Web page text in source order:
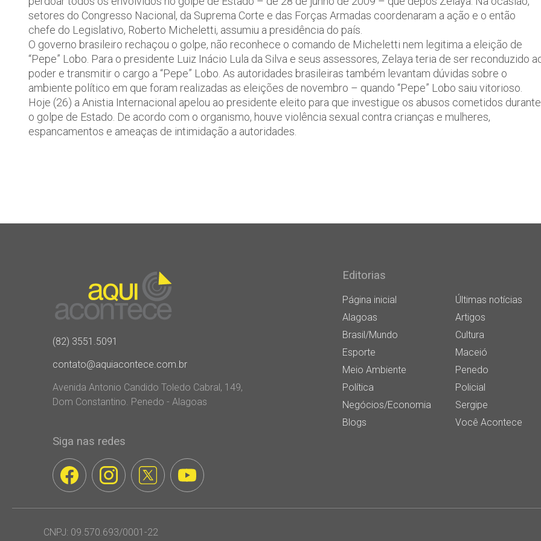
setores do Congresso Nacional, da Suprema Corte e das Forças Armadas coordenaram a ação e o então
chefe do Legislativo, Roberto Micheletti, assumiu a presidência do país.
O governo brasileiro rechaçou o golpe, não reconhece o comando de Micheletti nem legitima a eleição de
“Pepe” Lobo. Para o presidente Luiz Inácio Lula da Silva e seus assessores, Zelaya teria de ser reconduzido
poder e transmitir o cargo a “Pepe” Lobo. As autoridades brasileiras também levantam dúvidas sobre o
ambiente político em que foram realizadas as eleições de novembro – quando “Pepe” Lobo saiu vitorioso.
Hoje (26) a Anistia Internacional apelou ao presidente eleito para que investigue os abusos cometidos durante
o golpe de Estado. De acordo com o organismo, houve violência sexual contra crianças e mulheres,
espancamentos e ameaças de intimidação a autoridades.
(82) 3551.5091
contato@aquiacontece.com.br
Avenida Antonio Candido Toledo Cabral, 149,
Dom Constantino. Penedo - Alagoas
Siga nas redes
Editorias
Página inicial
Últimas notícias
Alagoas
Artigos
Brasil/Mundo
Cultura
Esporte
Maceió
Meio Ambiente
Penedo
Política
Policial
Negócios/Economia
Sergipe
Blogs
Você Acontece
CNPJ: 09.570.693/0001-22